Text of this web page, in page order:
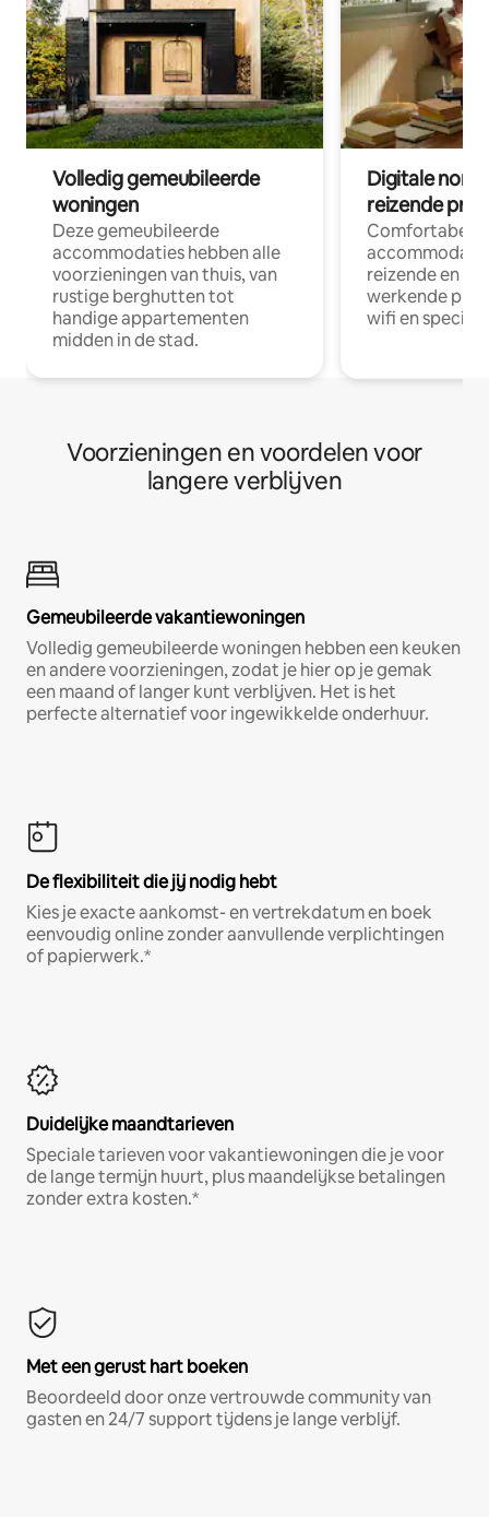
Volledig gemeubileerde
woningen
Deze gemeubileerde
accommodaties hebben alle
voorzieningen van thuis, van
rustige berghutten tot
handige appartementen
midden in de stad.
Digitale
reizende
Comfortabele
reizende en
werkende
wifi en
Voorzieningen en voordelen voor
langere verblijven
Gemeubileerde vakantiewoningen
Volledig gemeubileerde woningen hebben een keuken
en andere voorzieningen, zodat je hier op je gemak
een maand of langer kunt verblijven. Het is het
perfecte alternatief voor ingewikkelde onderhuur.
De flexibiliteit die jij nodig hebt
Kies je exacte aankomst- en vertrekdatum en boek
eenvoudig online zonder aanvullende verplichtingen
of papierwerk.*
Duidelijke maandtarieven
Speciale tarieven voor vakantiewoningen die je voor
de lange termijn huurt, plus maandelijkse betalingen
zonder extra kosten.*
Met een gerust hart boeken
Beoordeeld door onze vertrouwde community van
gasten en 24/7 support tijdens je lange verblijf.